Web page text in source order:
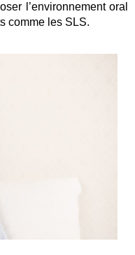
l’environnement oral
comme les SLS.